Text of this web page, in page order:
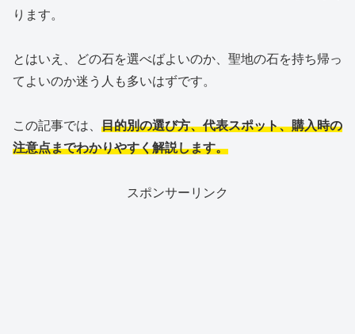
ります。
とはいえ、どの石を選べばよいのか、聖地の石を持ち帰っ
てよいのか迷う人も多いはずです。
この記事では、 目的別の選び方、代表スポット、購入時の
注意点までわかりやすく解説します。
スポンサーリンク